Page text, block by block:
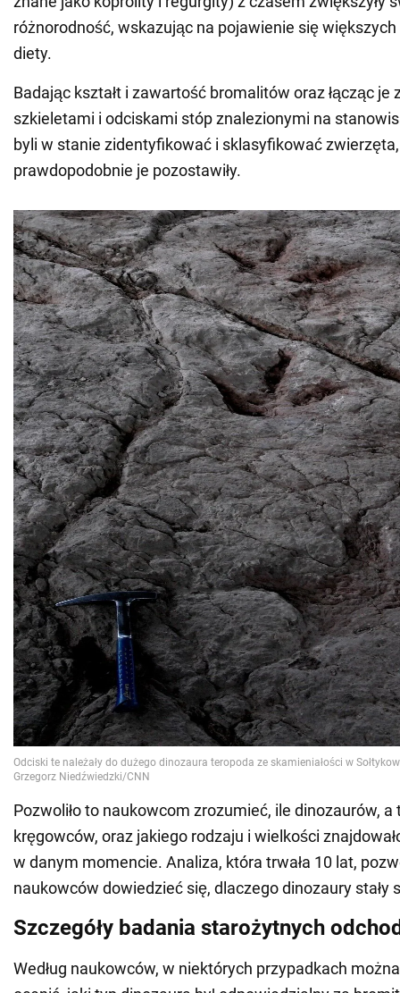
różnorodność, wskazując na pojawienie się
diety.
Badając kształt i zawartość bromalitów oraz łącząc je
szkieletami i odciskami stóp znalezionymi na
byli w stanie zidentyfikować i sklasyfikować
prawdopodobnie je pozostawiły.
Pozwoliło to naukowcom zrozumieć, ile dinozaurów, a
kręgowców, oraz jakiego rodzaju i wielkości
w danym momencie. Analiza, która trwała 10 lat,
naukowców dowiedzieć się, dlaczego dinozaury stały
Szczegóły badania starożytnych
Według naukowców, w niektórych przypadkach